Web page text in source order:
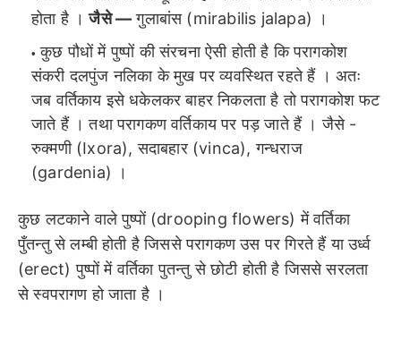
होता है ।जैसे —गुलाबांस (mirabilis jalapa) ।
कुछ पौधों में पुष्पों की संरचना ऐसी होती है कि परागकोश
संकरी दलपुंज नलिका के मुख पर व्यवस्थित रहते हैं । अतः
जब वर्तिकाय इसे धकेलकर बाहर निकलता है तो परागकोश फट
जाते हैं । तथा परागकण वर्तिकाय पर पड़ जाते हैं । जैसे -
रुक्मणी (Ixora), सदाबहार (vinca), गन्धराज
(gardenia) ।
कुछ लटकाने वाले पुष्पों (drooping flowers) में वर्तिका
पुँतन्तु से लम्बी होती है जिससे परागकण उस पर गिरते हैं या उर्ध्व
(erect) पुष्पों में वर्तिका पुतन्तु से छोटी होती है जिससे सरलता
से स्वपरागण हो जाता है ।